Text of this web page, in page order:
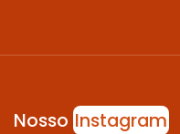
Nosso Instagram